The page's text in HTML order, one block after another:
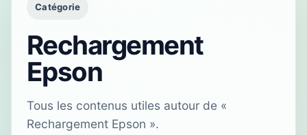
Catégorie
Rechargement
Epson
Tous les contenus utiles autour de «
Rechargement Epson ».